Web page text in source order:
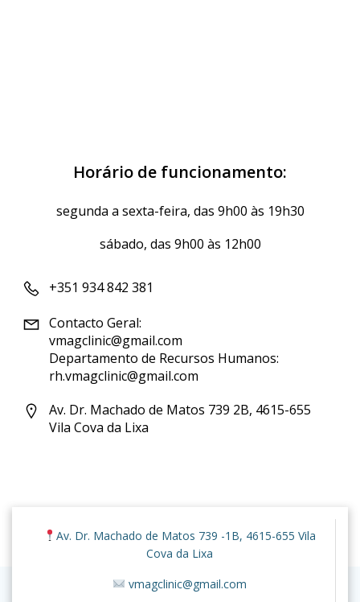
Horário de funcionamento:
segunda a sexta-feira, das 9h00 às 19h30
sábado, das 9h00 às 12h00
+351 934 842 381
Contacto Geral:
vmagclinic@gmail.com
Departamento de Recursos Humanos:
rh.vmagclinic@gmail.com
Av. Dr. Machado de Matos 739 2B, 4615-655
Vila Cova da Lixa
© 2026 VMAG Clinic. Created for free using WordPress
andColibri
Av. Dr. Machado de Matos 739 -1B, 4615-655 Vila
Cova da Lixa
vmagclinic@gmail.com